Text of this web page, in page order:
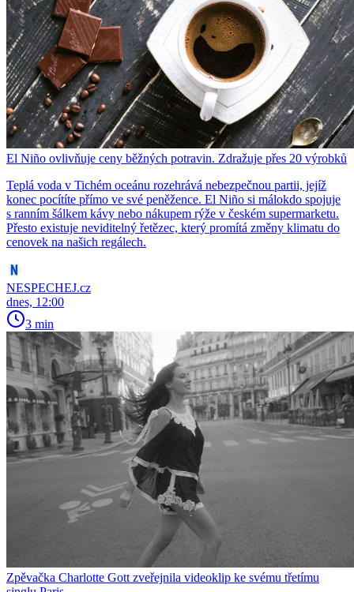
El Niño ovlivňuje ceny běžných potravin. Zdražuje přes 20 výrobků
Teplá voda v Tichém oceánu rozehrává nebezpečnou partii, jejíž
konec pocítíte přímo ve své peněžence. El Niño si málokdo spojuje
s ranním šálkem kávy nebo nákupem rýže v českém supermarketu.
Přesto existuje neviditelný řetězec, který promítá změny klimatu do
cenovek na našich regálech.
NESPECHEJ.cz
dnes, 12:00
3 min
Zpěvačka Charlotte Gott zveřejnila videoklip ke svému třetímu